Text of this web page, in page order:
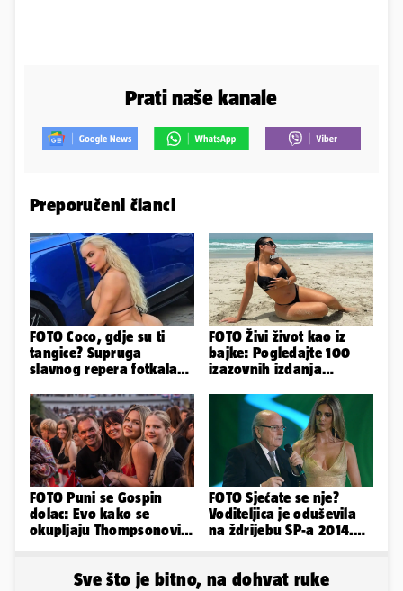
Prati naše kanale
Preporučeni članci
FOTO Coco, gdje su ti
tangice? Supruga
slavnog repera fotkala
sve
FOTO Živi život kao iz
bajke: Pogledajte 100
izazovnih izdanja
FOTO Puni se Gospin
dolac: Evo kako se
okupljaju Thompsonovi
FOTO Sjećate se nje?
Voditeljica je oduševila
na ždrijebu SP-a 2014.
Sve što je bitno, na dohvat ruke